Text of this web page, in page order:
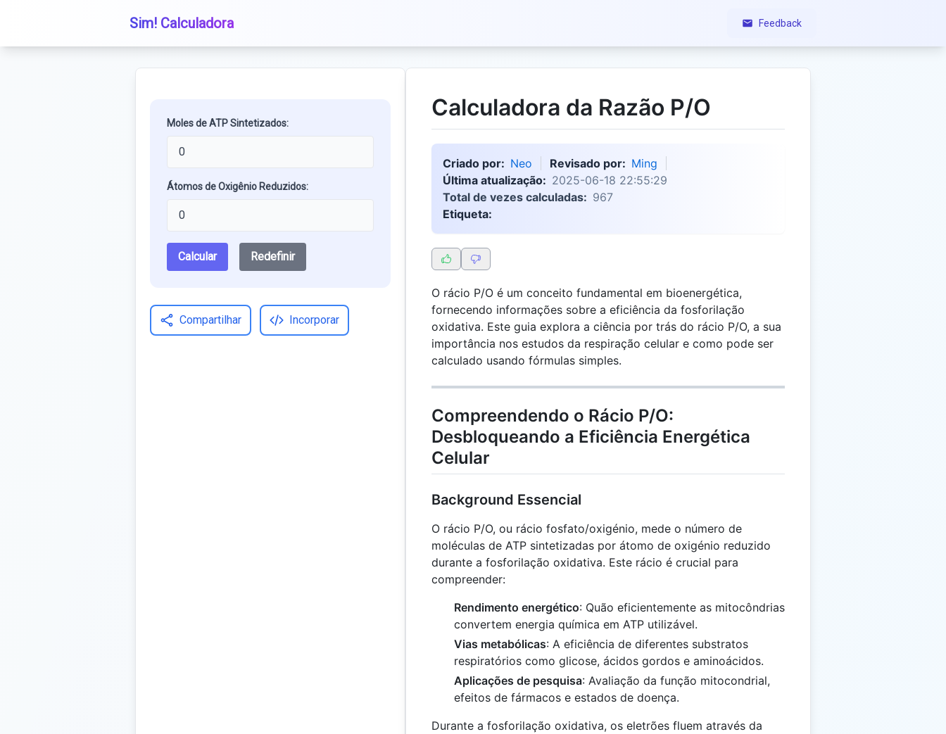
Sim! Calculadora Feedback
Moles de ATP Sintetizados:
Átomos de Oxigênio Reduzidos:
Calcular Redefinir
Compartilhar Incorporar
Calculadora da Razão P/O
Criado por: Neo Revisado por: Ming
Última atualização: 2025-06-18 22:55:29
Total de vezes calculadas: 967
Etiqueta:
O rácio P/O é um conceito fundamental em bioenergética,
fornecendo informações sobre a eficiência da fosforilação
oxidativa. Este guia explora a ciência por trás do rácio P/O, a sua
importância nos estudos da respiração celular e como pode ser
calculado usando fórmulas simples.
Compreendendo o Rácio P/O:
Desbloqueando a Eficiência Energética
Celular
Background Essencial
O rácio P/O, ou rácio fosfato/oxigénio, mede o número de
moléculas de ATP sintetizadas por átomo de oxigénio reduzido
durante a fosforilação oxidativa. Este rácio é crucial para
compreender:
Rendimento energético: Quão eficientemente as mitocôndrias
convertem energia química em ATP utilizável.
Vias metabólicas: A eficiência de diferentes substratos
respiratórios como glicose, ácidos gordos e aminoácidos.
Aplicações de pesquisa: Avaliação da função mitocondrial,
efeitos de fármacos e estados de doença.
Durante a fosforilação oxidativa, os eletrões fluem através da